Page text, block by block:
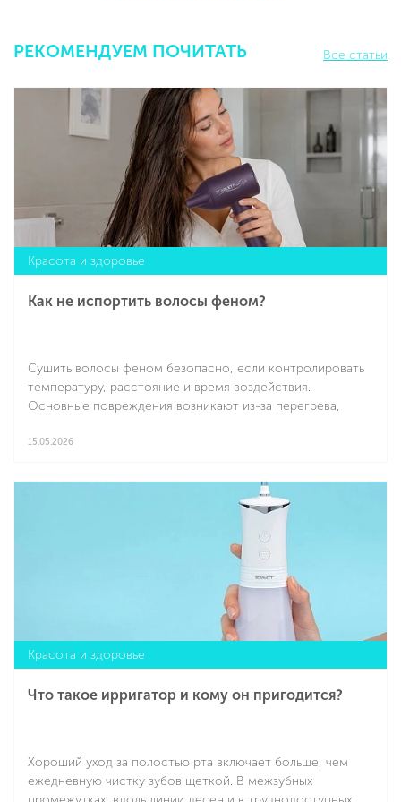
РЕКОМЕНДУЕМ ПОЧИТАТЬ Все статьи
Красота и здоровье
Как не испортить волосы феном?
Сушить волосы феном безопасно, если контролировать
температуру, расстояние и время воздействия.
Основные повреждения возникают из-за перегрева,
правильном подходе сушка не будет фактором риска, а
15.05.2026
Подробнее
Красота и здоровье
Что такое ирригатор и кому он пригодится?
Хороший уход за полостью рта включает больше, чем
ежедневную чистку зубов щеткой. В межзубных